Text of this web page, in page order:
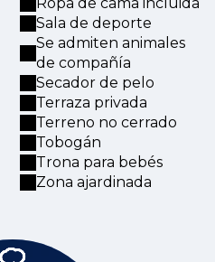
Sala de deporte
Se admiten animales
de compañía
Secador de pelo
Terraza privada
Terreno no cerrado
Tobogán
Trona para bebés
Zona ajardinada